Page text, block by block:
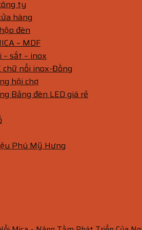
ty
hàng
đèn
– MDF
– sắt – inox
chữ nổi inox-Đồng
hội chợ
Bảng đèn LED giá rẻ
Phú Mỹ Hưng